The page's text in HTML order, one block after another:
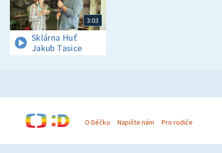
3:03
Sklárna Huť
Jakub Tasice
O Déčku Napište nám Pro rodiče